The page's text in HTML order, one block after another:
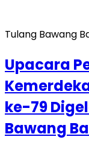
Tulang Bawang
Upacara
ke-79
Bawang